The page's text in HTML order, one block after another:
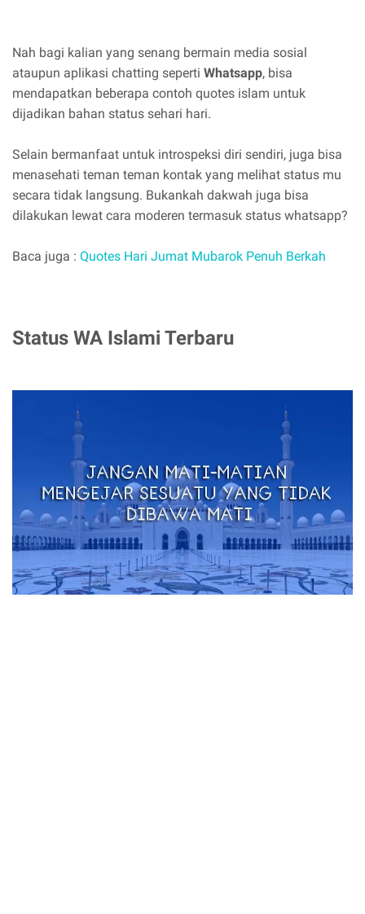
Nah bagi kalian yang senang bermain media sosial
ataupun aplikasi chatting seperti Whatsapp, bisa
mendapatkan beberapa contoh quotes islam untuk
dijadikan bahan status sehari hari.
Selain bermanfaat untuk introspeksi diri sendiri, juga bisa
menasehati teman teman kontak yang melihat status mu
secara tidak langsung. Bukankah dakwah juga bisa
dilakukan lewat cara moderen termasuk status whatsapp?
Baca juga : Quotes Hari Jumat Mubarok Penuh Berkah
Status WA Islami Terbaru